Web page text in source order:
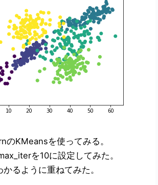
のKMeansを使ってみる。
を10に設定してみた。
るように重ねてみた。